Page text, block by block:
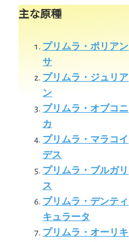
主な原種
プリムラ・ポリアン
サ
プリムラ・ジュリア
ン
プリムラ・オブコニ
カ
プリムラ・マラコイ
デス
プリムラ・ブルガリ
ス
プリムラ・デンティ
キュラータ
プリムラ・オーリキ